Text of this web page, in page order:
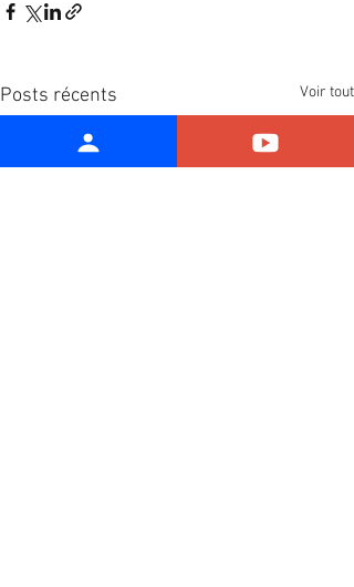
Posts récents Voir tout